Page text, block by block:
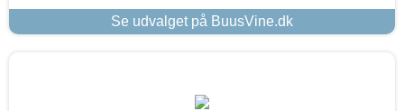
Se udvalget på BuusVine.dk